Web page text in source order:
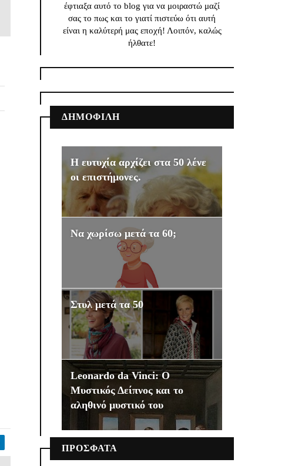
έφτιαξα αυτό το blog για να μοιραστώ μαζί
σας το πως και το γιατί πιστεύω ότι αυτή
είναι η καλύτερή μας εποχή! Λοιπόν, καλώς
ήλθατε!
ΔΗΜΟΦΙΛΗ
Η ευτυχία αρχίζει στα 50 λένε
οι επιστήμονες.
Να χωρίσω μετά τα 60;
Στυλ μετά τα 50
Leonardo da Vinci: Ο
Μυστικός Δείπνος και το
αληθινό μυστικό του
ΠΡΟΣΦΑΤΑ